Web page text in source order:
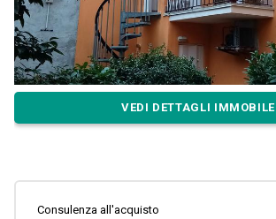
VEDI DETTAGLI IMMOBILE
Consulenza all'acquisto